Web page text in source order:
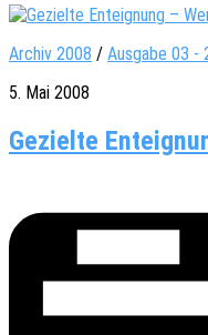
Archiv 2008 / Ausgabe 03 -
5. Mai 2008
Gezielte